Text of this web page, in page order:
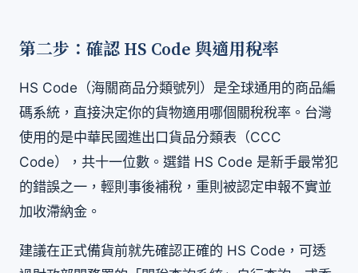
第二步：確認 HS Code 與適用稅率
HS Code（海關商品分類號列）是全球通用的商品編
碼系統，直接決定你的貨物適用哪個關稅稅率。台灣
使用的是中華民國進出口貨品分類表（CCC
Code），共十一位數。選錯 HS Code 是新手最常犯
的錯誤之一，輕則事後補稅，重則被認定申報不實並
加收滯納金。
建議在正式備貨前就先確認正確的 HS Code，可透